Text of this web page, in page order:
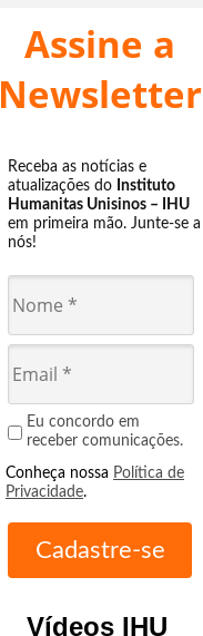
Assine a
Newsletter
Receba as notícias e
atualizações do Instituto
Humanitas Unisinos – IHU
em primeira mão. Junte-se a
nós!
Eu concordo em
receber comunicações.
Conheça nossa Política de
Privacidade.
Vídeos IHU